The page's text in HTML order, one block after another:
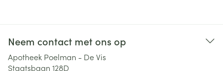
Neem contact met ons op
Apotheek Poelman - De Vis
Staatsbaan 128D